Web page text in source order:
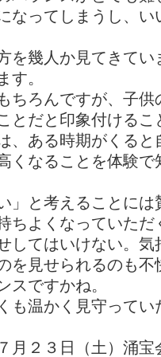
なってしまうし、
を幾人か見てきてい
す。
ちろんですが、子供
とだと印象付ける
、ある時期がくると
くなることを体験で
」と考えることには
ちよくなっていた
してはいけない。気
を見せられるのも不
スですかね。
も温かく見守って
月２３日（土）涌宝